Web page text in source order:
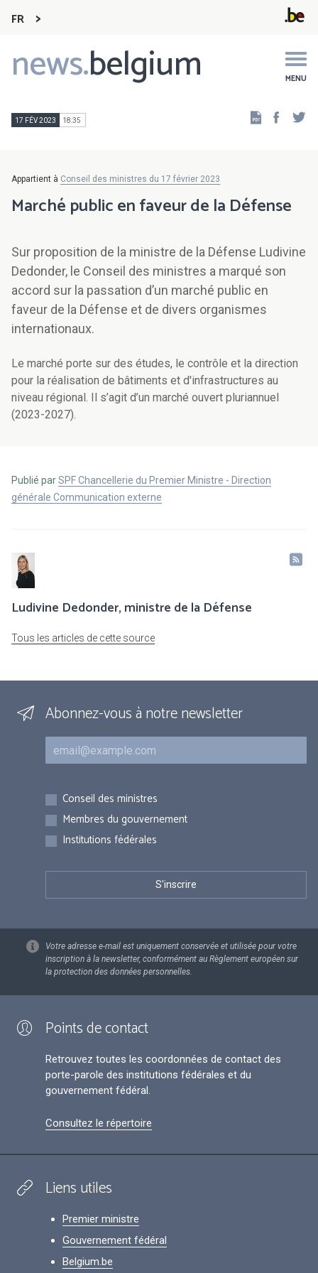
FR
news.belgium MENU
Main
navigation
17 FÉV 2023 18:35
Appartient à Conseil des ministres du 17 février 2023
Marché public en faveur de la Défense
Sur proposition de la ministre de la Défense Ludivine
Dedonder, le Conseil des ministres a marqué son
accord sur la passation d’un marché public en
faveur de la Défense et de divers organismes
internationaux.
Le marché porte sur des études, le contrôle et la direction
pour la réalisation de bâtiments et d'infrastructures au
niveau régional. Il s’agit d’un marché ouvert pluriannuel
(2023-2027).
Publié parSPF Chancellerie du Premier Ministre - Direction
générale Communication externe
Ludivine Dedonder, ministre de la Défense
Tous les articles de cette source
Abonnez-vous à notre newsletter
Courriel
Inscriptions
Conseil des ministres
Membres du gouvernement
Institutions fédérales
Votre adresse e-mail est uniquement conservée et utilisée pour votre
inscription à la newsletter, conformément au Règlement européen sur
la protection des données personnelles.
Points de contact
Retrouvez toutes les coordonnées de contact des
porte-parole des institutions fédérales et du
gouvernement fédéral.
Consultez le répertoire
Liens utiles
Premier ministre
Gouvernement fédéral
Belgium.be